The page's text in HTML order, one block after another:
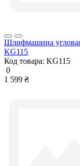
Шлифмашина
KG115
Код товара: KG115
0
1 599 ₴